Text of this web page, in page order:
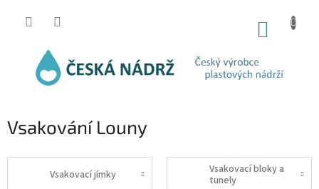
Vsakování Louny
Vsakovací jímky
Vsakovací bloky a
tunely